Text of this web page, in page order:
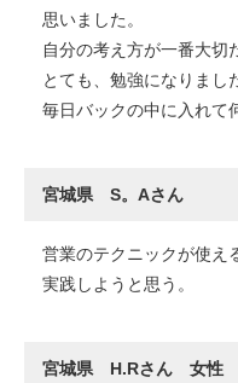
思いました。
自分の考え方が一番大切
とても、勉強になりまし
毎日バックの中に入れて
宮城県 S。Aさん
営業のテクニックが使え
実践しようと思う。
宮城県 H.Rさん 女性